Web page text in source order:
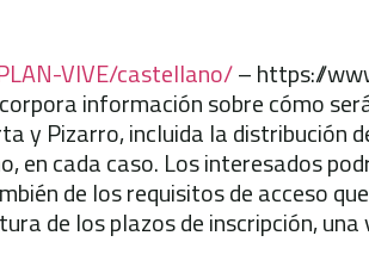
VIVE/castellano/– https://
información sobre cómo
y Pizarro, incluida la distribución
en cada caso. Los interesados
de los requisitos de acceso
de los plazos de inscripción, una